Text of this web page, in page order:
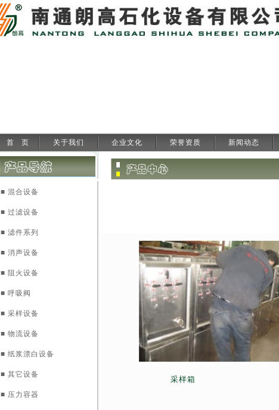
首 页 关于我们 企业文化 荣誉资质 新闻动态
■ 混合设备
■ 过滤设备
■ 滤件系列
■ 消声设备
■ 阻火设备
■ 呼吸阀
■ 采样设备
■ 物流设备
■ 纸浆漂白设备
■ 其它设备
■ 压力容器
采样